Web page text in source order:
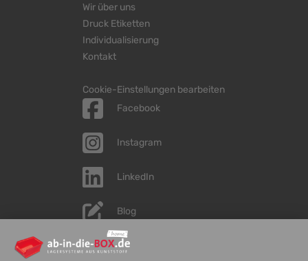
Wir über uns
Druck Etiketten
Individualisierung
Kontakt
Cookie-Einstellungen bearbeiten
Facebook
Instagram
LinkedIn
Blog
YouTube